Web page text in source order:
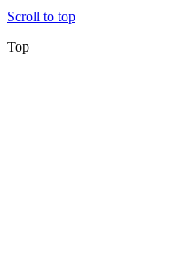
Scroll to top
Top